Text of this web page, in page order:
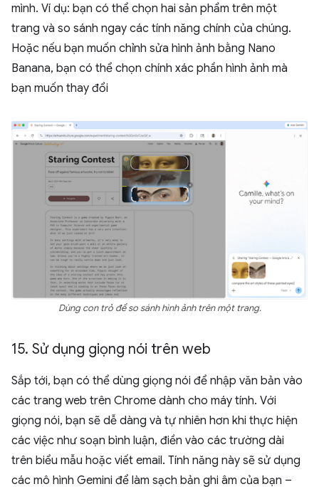
mình. Ví dụ: bạn có thể chọn hai sản phẩm trên một
trang và so sánh ngay các tính năng chính của chúng.
Hoặc nếu bạn muốn chỉnh sửa hình ảnh bằng Nano
Banana, bạn có thể chọn chính xác phần hình ảnh mà
bạn muốn thay đổi
Dùng con trỏ để so sánh hình ảnh trên một trang.
15. Sử dụng giọng nói trên web
Sắp tới, bạn có thể dùng giọng nói để nhập văn bản vào
các trang web trên Chrome dành cho máy tính. Với
giọng nói, bạn sẽ dễ dàng và tự nhiên hơn khi thực hiện
các việc như soạn bình luận, điền vào các trường dài
trên biểu mẫu hoặc viết email. Tính năng này sẽ sử dụng
các mô hình Gemini để làm sạch bản ghi âm của bạn –